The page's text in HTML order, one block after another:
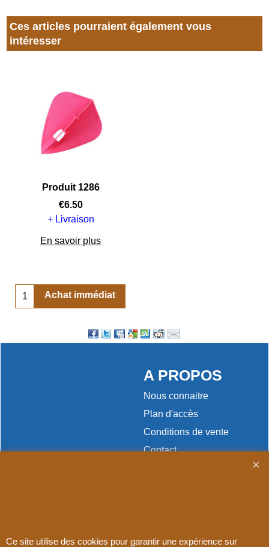
Ces articles pourraient également vous
intéresser
Produit 1286
€6.50
+ Livraison
En savoir plus
Achat immédiat
A PROPOS
Nous connaitre
Plan d'accès
Conditions de vente
Contact
Boutique en ligne créés
Ce site utilise des cookies pour garantir une expérience sur